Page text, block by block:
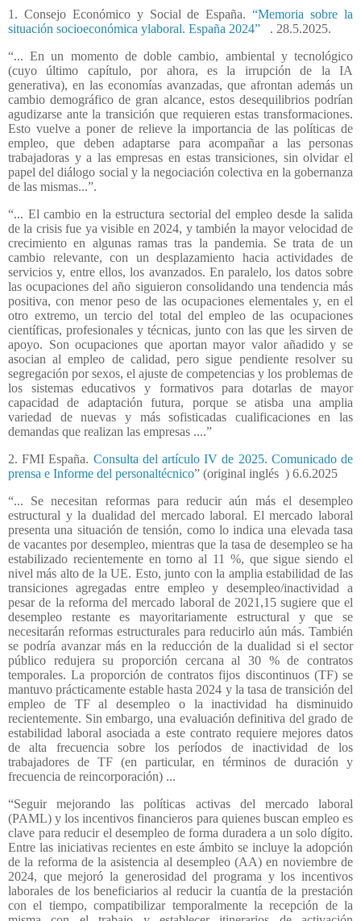
1. Consejo Económico y Social de España.“Memoria sobre la
situación socioeconómica ylaboral. España 2024”
. 28.5.2025.
“... En un momento de doble cambio, ambiental y tecnológico
(cuyo último capítulo, por ahora, es la irrupción de la IA
generativa), en las economías avanzadas, que afrontan además un
cambio demográfico de gran alcance, estos desequilibrios podrían
agudizarse ante la transición que requieren estas transformaciones.
Esto vuelve a poner de relieve la importancia de las políticas de
empleo, que deben adaptarse para acompañar a las personas
trabajadoras y a las empresas en estas transiciones, sin olvidar el
papel del diálogo social y la negociación colectiva en la gobernanza
de las mismas...”.
“... El cambio en la estructura sectorial del empleo desde la salida
de la crisis fue ya visible en 2024, y también la mayor velocidad de
crecimiento en algunas ramas tras la pandemia. Se trata de un
cambio relevante, con un desplazamiento hacia actividades de
servicios y, entre ellos, los avanzados. En paralelo, los datos sobre
las ocupaciones del año siguieron consolidando una tendencia más
positiva, con menor peso de las ocupaciones elementales y, en el
otro extremo, un tercio del total del empleo de las ocupaciones
científicas, profesionales y técnicas, junto con las que les sirven de
apoyo. Son ocupaciones que aportan mayor valor añadido y se
asocian al empleo de calidad, pero sigue pendiente resolver su
segregación por sexos, el ajuste de competencias y los problemas de
los sistemas educativos y formativos para dotarlas de mayor
capacidad de adaptación futura, porque se atisba una amplia
variedad de nuevas y más sofisticadas cualificaciones en las
demandas que realizan las empresas ....”
2. FMI España. Consulta del artículo IV de 2025. Comunicado de
prensa e Informe del personaltécnico” (original inglés ) 6.6.2025
“... Se necesitan reformas para reducir aún más el desempleo
estructural y la dualidad del mercado laboral. El mercado laboral
presenta una situación de tensión, como lo indica una elevada tasa
de vacantes por desempleo, mientras que la tasa de desempleo se ha
estabilizado recientemente en torno al 11 %, que sigue siendo el
nivel más alto de la UE. Esto, junto con la amplia estabilidad de las
transiciones agregadas entre empleo y desempleo/inactividad a
pesar de la reforma del mercado laboral de 2021,15 sugiere que el
desempleo restante es mayoritariamente estructural y que se
necesitarán reformas estructurales para reducirlo aún más. También
se podría avanzar más en la reducción de la dualidad si el sector
público redujera su proporción cercana al 30 % de contratos
temporales. La proporción de contratos fijos discontinuos (TF) se
mantuvo prácticamente estable hasta 2024 y la tasa de transición del
empleo de TF al desempleo o la inactividad ha disminuido
recientemente. Sin embargo, una evaluación definitiva del grado de
estabilidad laboral asociada a este contrato requiere mejores datos
de alta frecuencia sobre los períodos de inactividad de los
trabajadores de TF (en particular, en términos de duración y
frecuencia de reincorporación) ...
“Seguir mejorando las políticas activas del mercado laboral
(PAML) y los incentivos financieros para quienes buscan empleo es
clave para reducir el desempleo de forma duradera a un solo dígito.
Entre las iniciativas recientes en este ámbito se incluye la adopción
de la reforma de la asistencia al desempleo (AA) en noviembre de
2024, que mejoró la generosidad del programa y los incentivos
laborales de los beneficiarios al reducir la cuantía de la prestación
con el tiempo, compatibilizar temporalmente la recepción de la